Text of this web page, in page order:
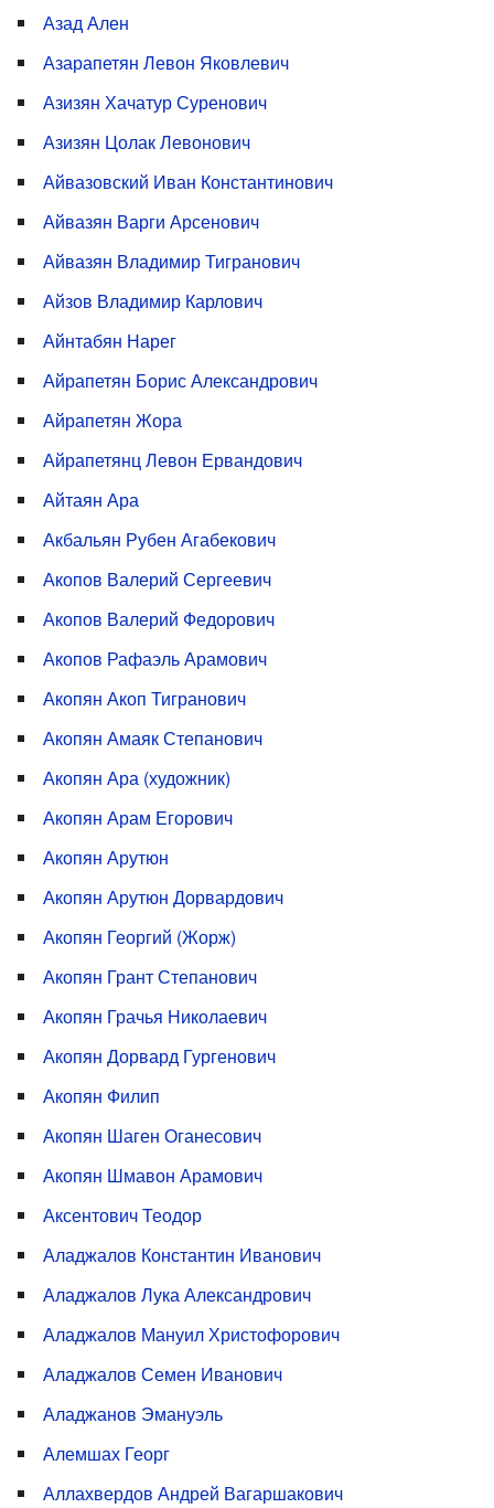
Азад Ален
Азарапетян Левон Яковлевич
Азизян Хачатур Суренович
Азизян Цолак Левонович
Айвазовский Иван Константинович
Айвазян Варги Арсенович
Айвазян Владимир Тигранович
Айзов Владимир Карлович
Айнтабян Нарег
Айрапетян Борис Александрович
Айрапетян Жора
Айрапетянц Левон Ервандович
Айтаян Ара
Акбальян Рубен Агабекович
Акопов Валерий Сергеевич
Акопов Валерий Федорович
Акопов Рафаэль Арамович
Акопян Акоп Тигранович
Акопян Амаяк Степанович
Акопян Ара (художник)
Акопян Арам Егорович
Акопян Арутюн
Акопян Арутюн Дорвардович
Акопян Георгий (Жорж)
Акопян Грант Степанович
Акопян Грачья Николаевич
Акопян Дорвард Гургенович
Акопян Филип
Акопян Шаген Оганесович
Акопян Шмавон Арамович
Аксентович Теодор
Аладжалов Константин Иванович
Аладжалов Лука Александрович
Аладжалов Мануил Христофорович
Аладжалов Семен Иванович
Аладжанов Эмануэль
Алемшах Георг
Аллахвердов Андрей Вагаршакович